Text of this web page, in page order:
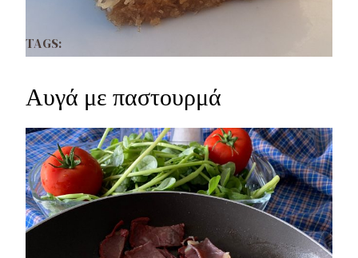
TAGS:
Αυγά με παστουρμά